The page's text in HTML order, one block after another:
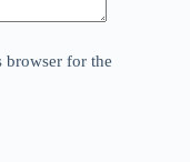
browser for the